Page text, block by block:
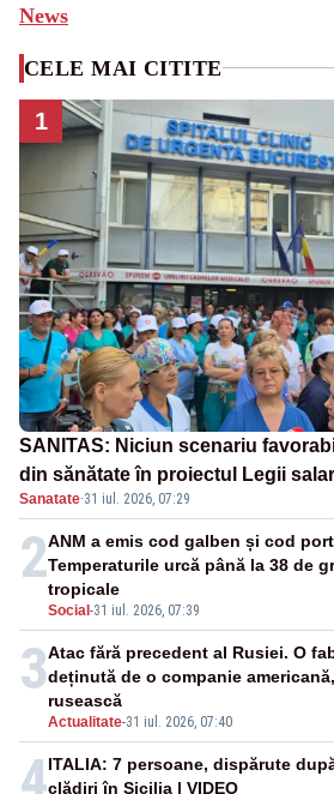
News
CELE MAI CITITE
1
SANITAS: Niciun scenariu
din sănătate în proiectul Legii
Sanatate·31 iul. 2026, 07:29
2
Social -31 iul. 2026, 07:39
ANM a emis cod galben și cod
Temperaturile urcă până la 38 de
tropicale
3
Actualitate-31 iul. 2026, 07:40
Atac fără precedent al Rusiei. O
deținută de o companie
rusească
4ITALIA: 7 persoane, dispărute
clădiri în Sicilia | VIDEO